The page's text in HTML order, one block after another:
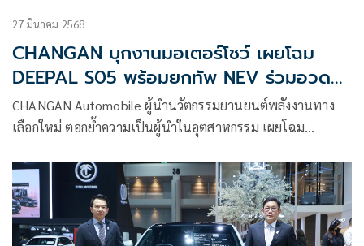
27 มีนาคม 2568
CHANGAN บุกงานมอเตอร์โชว์ เผยโฉม
DEEPAL S05 พร้อมยกทัพ NEV ร่วมอวด
โฉม
CHANGAN Automobile ผู้นำนวัตกรรมยานยนต์พลังงานทาง
เลือกใหม่ ตอกย้ำความเป็นผู้นำในอุตสาหกรรม เผยโฉม